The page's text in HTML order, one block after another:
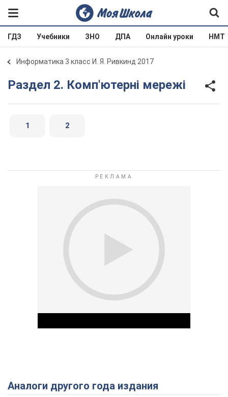
ГДЗ Учебники ЗНО ДПА Онлайн уроки НМТ
Информатика 3 класс И. Я. Ривкинд 2017
Раздел 2. Комп'ютерні мережі
1 2
Play Video
Аналоги другого года издания